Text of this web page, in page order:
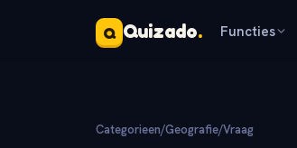
Q Quizado. Functies
Categorieen/Geografie/Vraag